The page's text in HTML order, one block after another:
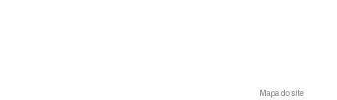
Mapa do site